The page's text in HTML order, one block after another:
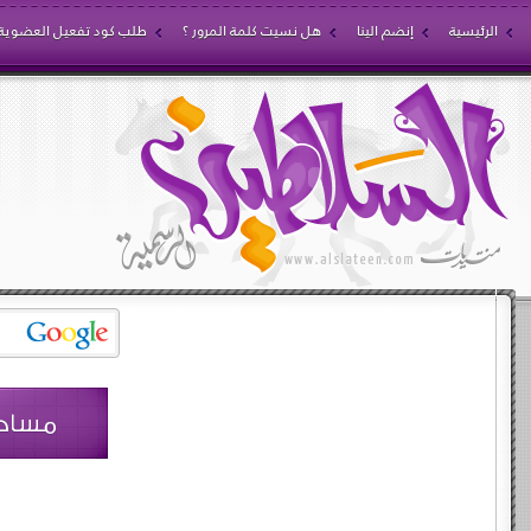
الرئيسية إنضم الينا هل نسيت كلمة المرور ؟ طلب كود تفعيل